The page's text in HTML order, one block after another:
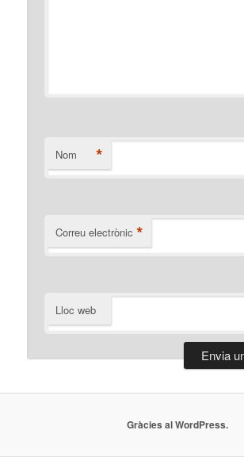
Nom *
Correu electrònic *
Lloc web
Gràcies al WordPress.